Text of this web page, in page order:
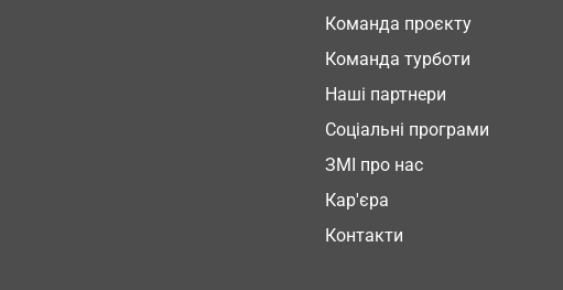
Команда проєкту
Команда турботи
Наші партнери
Соціальні програми
ЗМІ про нас
Кар'єра
Контакти